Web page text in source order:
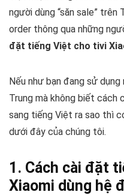
người dùng “săn sale” trên
order thông qua những
đặt tiếng Việt cho tivi
Nếu như bạn đang sử
Trung mà không biết cách
sang tiếng Việt ra sao thì
dưới đây của chúng tôi.
1. Cách cài đặt
Xiaomi dùng hệ